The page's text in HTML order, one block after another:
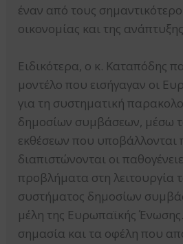
έναν από τους
οικονομίας και της
Ειδικότερα, ο κ. Καταπόδης
μοντέλο που εισήγαγαν οι
για τη συστηματική
δημοσίων συμβάσεων, μέσω
εκθέσεων που υποβάλλονται
διαπιστώνονται οι
προβλήματα στη λειτουργία
συστήματος δημοσίων
μέλη της Ευρωπαϊκής
σημασία και τα οφέλη που